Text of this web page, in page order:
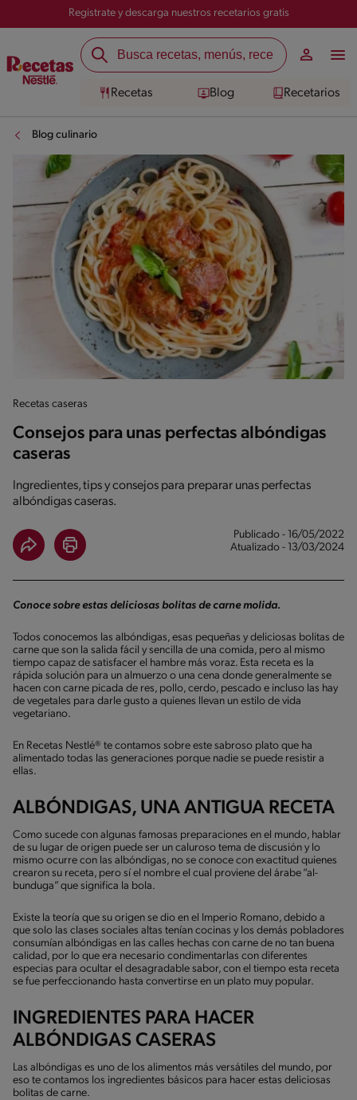
Registrate y descarga nuestros recetarios gratis
Recetas Blog Recetarios
Blog culinario
Recetas caseras
Consejos para unas perfectas albóndigas
caseras
Ingredientes, tips y consejos para preparar unas perfectas
albóndigas caseras.
Publicado - 16/05/2022
Atualizado - 13/03/2024
Conoce sobre estas deliciosas bolitas de carne molida.
Todos conocemos las albóndigas, esas pequeñas y deliciosas bolitas de
carne que son la salida fácil y sencilla de una comida, pero al mismo
tiempo capaz de satisfacer el hambre más voraz. Esta receta es la
rápida solución para un almuerzo o una cena donde generalmente se
hacen con carne picada de res, pollo, cerdo, pescado e incluso las hay
de vegetales para darle gusto a quienes llevan un estilo de vida
vegetariano.
En Recetas Nestlé® te contamos sobre este sabroso plato que ha
alimentado todas las generaciones porque nadie se puede resistir a
ellas.
ALBÓNDIGAS, UNA ANTIGUA RECETA
Como sucede con algunas famosas preparaciones en el mundo, hablar
de su lugar de origen puede ser un caluroso tema de discusión y lo
mismo ocurre con las albóndigas, no se conoce con exactitud quienes
crearon su receta, pero sí el nombre el cual proviene del árabe “al-
bunduga” que significa la bola.
Existe la teoría que su origen se dio en el Imperio Romano, debido a
que solo las clases sociales altas tenían cocinas y los demás pobladores
consumían albóndigas en las calles hechas con carne de no tan buena
calidad, por lo que era necesario condimentarlas con diferentes
especias para ocultar el desagradable sabor, con el tiempo esta receta
se fue perfeccionando hasta convertirse en un plato muy popular.
INGREDIENTES PARA HACER
ALBÓNDIGAS CASERAS
Las albóndigas es uno de los alimentos más versátiles del mundo, por
eso te contamos los ingredientes básicos para hacer estas deliciosas
bolitas de carne.